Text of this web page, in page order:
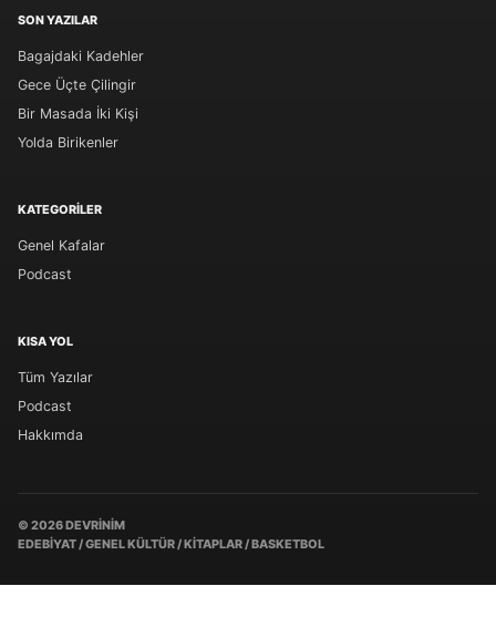
SON YAZILAR
Bagajdaki Kadehler
Gece Üçte Çilingir
Bir Masada İki Kişi
Yolda Birikenler
KATEGORILER
Genel Kafalar
Podcast
KISA YOL
Tüm Yazılar
Podcast
Hakkımda
© 2026 DEVRINIM
EDEBIYAT / GENEL KÜLTÜR / KITAPLAR / BASKETBOL